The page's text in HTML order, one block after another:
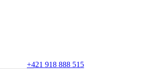
+421 918 888 515